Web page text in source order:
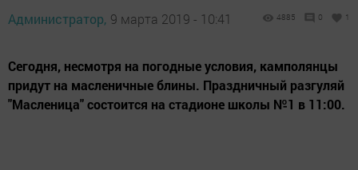
Администратор, 9 марта 2019 - 10:41 4885 0 1
Сегодня, несмотря на погодные условия, камполянцы
придут на масленичные блины. Праздничный разгуляй
"Масленица" состоится на стадионе школы №1 в 11:00.